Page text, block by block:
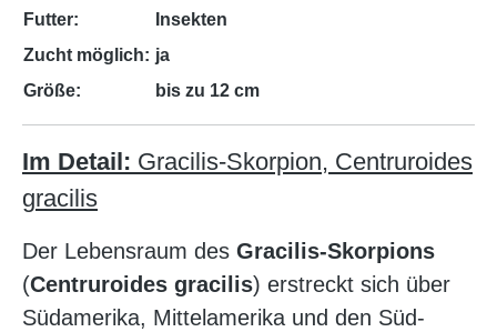
Futter:
Insekten
Zucht möglich: ja
Größe:
bis zu 12 cm
Im Detail: Gracilis-Skorpion, Centruroides
gracilis
Der Lebensraum des Gracilis-Skorpions
(Centruroides gracilis) erstreckt sich über
Südamerika, Mittelamerika und den Süd-